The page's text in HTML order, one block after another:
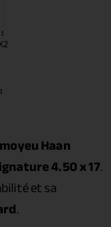
moyeu Haan
4.50 x 17.
et sa
.